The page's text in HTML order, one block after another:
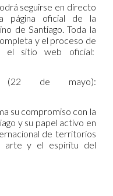
seguirse en directo
página oficial de la
de Santiago. Toda la
y el proceso de
el sitio web oficial:
(22 de mayo):
su compromiso con la
y su papel activo en
de territorios
arte y el espíritu del